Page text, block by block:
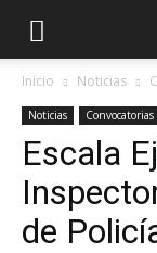
Inicio Noticias
Noticias Convocatorias
Escala
de